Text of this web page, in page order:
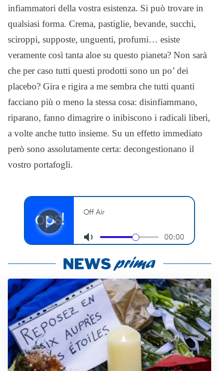
infiammatori della vostra esistenza. Si può trovare in
qualsiasi forma. Crema, pastiglie, bevande, succhi,
sciroppi, supposte, unguenti, profumi… esiste
veramente così tanta aloe su questo pianeta? Non sarà
che per caso tutti questi prodotti sono un po’ dei
placebo? Gira e rigira a me sembra che tutti quanti
facciano più o meno la stessa cosa: disinfiammano,
riparano, fanno dimagrire o inibiscono i radicali liberi,
a volte anche tutto insieme. Su un effetto immediato
però sono assolutamente certa: decongestionano il
vostro portafogli.